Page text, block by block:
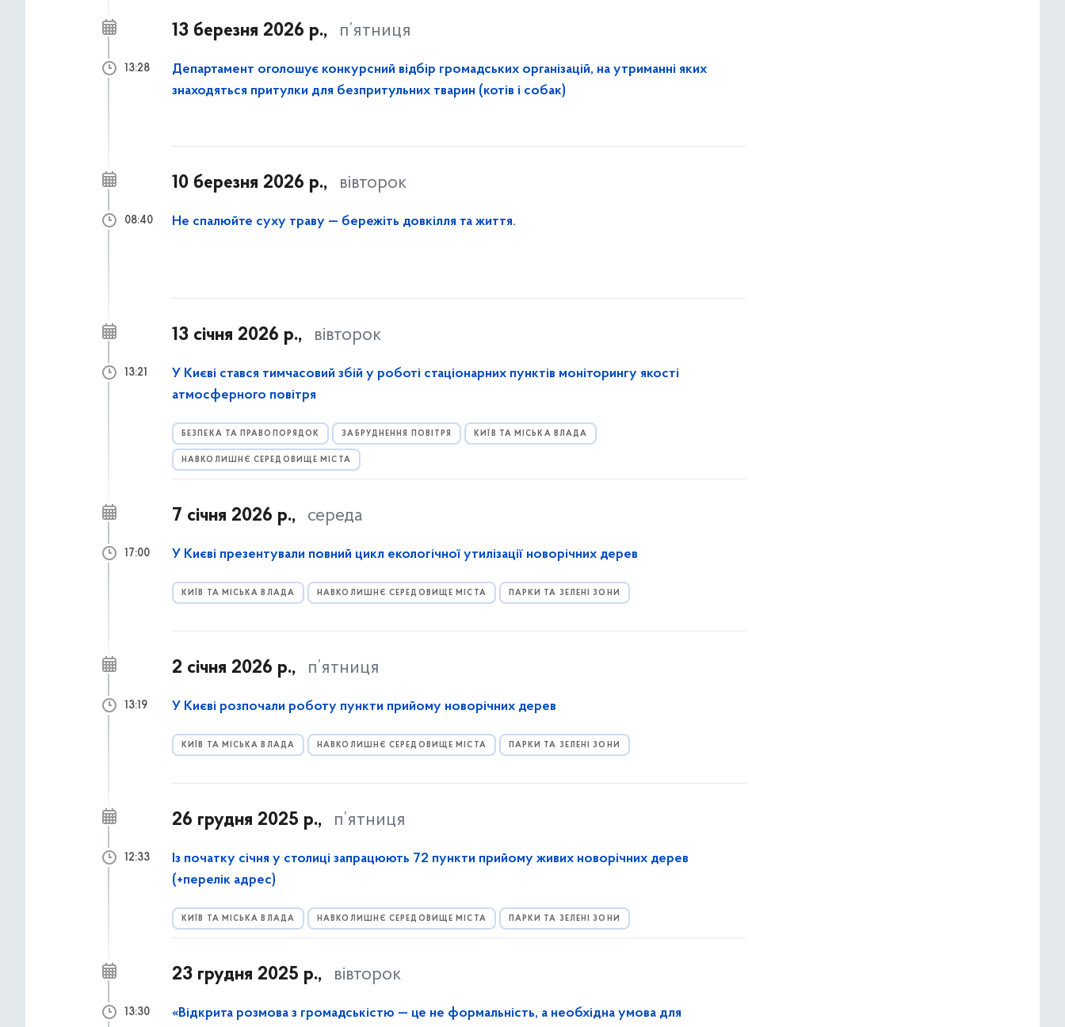
13 березня 2026 р., п’ятниця
Департамент оголошує конкурсний відбір громадських організацій, на утриманні яких
знаходяться притулки для безпритульних тварин (котів і собак)
13:28
10 березня 2026 р., вівторок
Не спалюйте суху траву — бережіть довкілля та життя.
08:40
13 січня 2026 р., вівторок
У Києві стався тимчасовий збій у роботі стаціонарних пунктів моніторингу якості
атмосферного повітря
БЕЗПЕКА ТА ПРАВОПОРЯДОК ЗАБРУДНЕННЯ ПОВІТРЯ КИЇВ ТА МІСЬКА ВЛАДА
НАВКОЛИШНЄ СЕРЕДОВИЩЕ МІСТА
13:21
7 січня 2026 р., середа
У Києві презентували повний цикл екологічної утилізації новорічних дерев
КИЇВ ТА МІСЬКА ВЛАДА НАВКОЛИШНЄ СЕРЕДОВИЩЕ МІСТА ПАРКИ ТА ЗЕЛЕНІ ЗОНИ
17:00
2 січня 2026 р., п’ятниця
У Києві розпочали роботу пункти прийому новорічних дерев
КИЇВ ТА МІСЬКА ВЛАДА НАВКОЛИШНЄ СЕРЕДОВИЩЕ МІСТА ПАРКИ ТА ЗЕЛЕНІ ЗОНИ
13:19
26 грудня 2025 р., п’ятниця
Із початку січня у столиці запрацюють 72 пункти прийому живих новорічних дерев
(+перелік адрес)
КИЇВ ТА МІСЬКА ВЛАДА НАВКОЛИШНЄ СЕРЕДОВИЩЕ МІСТА ПАРКИ ТА ЗЕЛЕНІ ЗОНИ
12:33
23 грудня 2025 р., вівторок
«Відкрита розмова з громадськістю — це не формальність, а необхідна умова для
13:30